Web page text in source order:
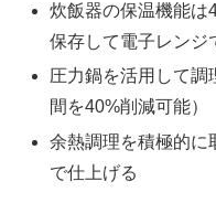
炊飯器の保温機能は
保存して電子レンジ
圧力鍋を活用して調
間を40%削減可能）
余熱調理を積極的に
で仕上げる